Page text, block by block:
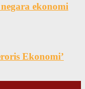
ekonomi
Ekonomi’